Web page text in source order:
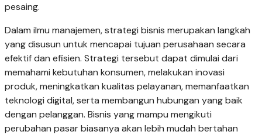
pesaing.
Dalam ilmu manajemen, strategi bisnis merupakan langkah
yang disusun untuk mencapai tujuan perusahaan secara
efektif dan efisien. Strategi tersebut dapat dimulai dari
memahami kebutuhan konsumen, melakukan inovasi
produk, meningkatkan kualitas pelayanan, memanfaatkan
teknologi digital, serta membangun hubungan yang baik
dengan pelanggan. Bisnis yang mampu mengikuti
perubahan pasar biasanya akan lebih mudah bertahan